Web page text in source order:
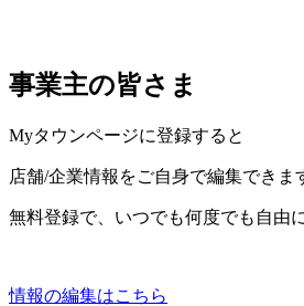
事業主の皆さま
Myタウンページに登録すると
店舗/企業情報をご自身で編集できま
無料登録で、いつでも何度でも自由
情報の編集はこちら